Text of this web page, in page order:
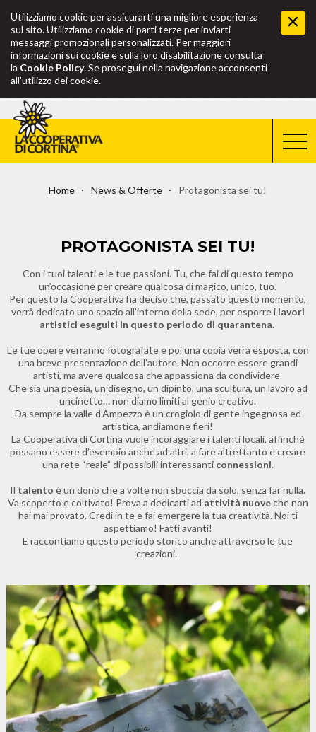
Utilizziamo cookie per assicurarti una migliore esperienza
sul sito. Utilizziamo cookie di parti terze per inviarti
messaggi promozionali personalizzati. Per maggiori
informazioni sui cookie e sulla loro disabilitazione consulta
la Cookie Policy. Se prosegui nella navigazione acconsenti
all’utilizzo dei cookie.
Home News & Offerte Protagonista sei tu!
PROTAGONISTA SEI TU!
Con i tuoi talenti e le tue passioni. Tu, che fai di questo tempo
un’occasione per creare qualcosa di magico, unico, tuo.
Per questo la Cooperativa ha deciso che, passato questo momento,
verrà dedicato uno spazio all’interno della sede, per esporre ilavori
artistici eseguiti in questo periodo di quarantena.
Le tue opere verranno fotografate e poi una copia verrà esposta, con
una breve presentazione dell’autore. Non occorre essere grandi
artisti, ma avere qualcosa che appassiona da condividere.
Che sia una poesia, un disegno, un dipinto, una scultura, un lavoro ad
uncinetto… non diamo limiti al genio creativo.
Da sempre la valle d’Ampezzo è un crogiolo di gente ingegnosa ed
artistica, andiamone fieri!
La Cooperativa di Cortina vuole incoraggiare i talenti locali, affinché
possano essere d’esempio anche ad altri, a fare altrettanto e creare
una rete “reale” di possibili interessanti connessioni.
Il talento è un dono che a volte non sboccia da solo, senza far nulla.
Va scoperto e coltivato! Prova a dedicarti ad attività nuoveche non
hai mai provato. Credi in te e fai emergere la tua creatività. Noi ti
aspettiamo! Fatti avanti!
E raccontiamo questo periodo storico anche attraverso le tue
creazioni.